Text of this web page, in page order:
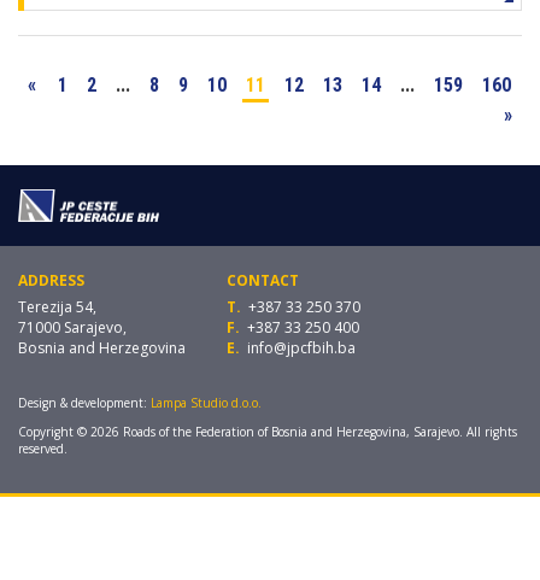
« 1 2 ... 8 9 10 11 12 13 14 ... 159
160
»
ADDRESS
Terezija 54,
71000 Sarajevo,
Bosnia and Herzegovina
CONTACT
T. +387 33 250 370
F. +387 33 250 400
E. info@jpcfbih.ba
Design & development: Lampa Studio d.o.o.
Copyright © 2026 Roads of the Federation of Bosnia and Herzegovina, Sarajevo. All rights
reserved.